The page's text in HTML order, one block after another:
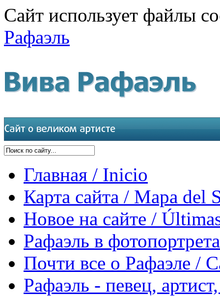
Сайт использует файлы
Рафаэль
Главная / Inicio
Карта сайта / Mapa del
Новое на сайте /
Рафаэль в
Почти все о Рафаэле /
Рафаэль - певец,